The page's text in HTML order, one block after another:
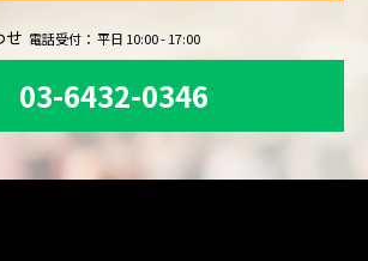
せ 電話受付： 平日 10:00 - 17:00
03-6432-0346